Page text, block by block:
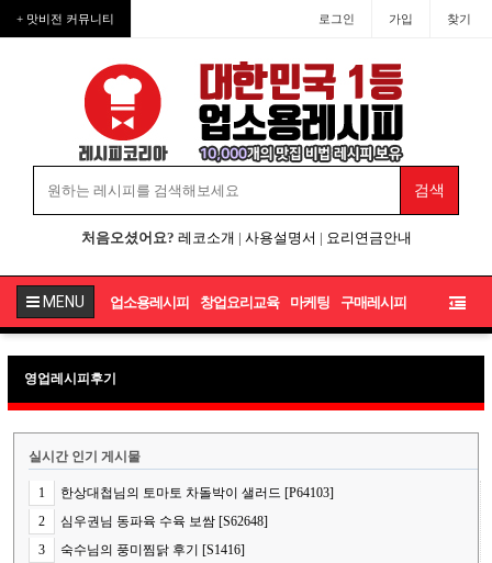
+ 맛비전 커뮤니티 로그인 가입 찾기
처음오셨어요? 레코소개 | 사용설명서 | 요리연금안내
MENU 업소용레시피 창업요리교육 마케팅 구매레시피
영업레시피후기
실시간 인기 게시물
1
한상대첩님의 토마토 차돌박이 샐러드 [P64103]
2
심우권님 동파육 수육 보쌈 [S62648]
3
숙수님의 풍미찜닭 후기 [S1416]